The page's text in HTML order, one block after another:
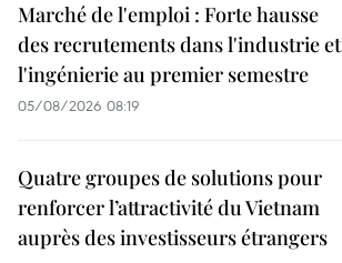
Marché de l'emploi : Forte hausse
des recrutements dans l'industrie et
l'ingénierie au premier semestre
05/08/2026 08:19
Quatre groupes de solutions pour
renforcer l’attractivité du Vietnam
auprès des investisseurs étrangers